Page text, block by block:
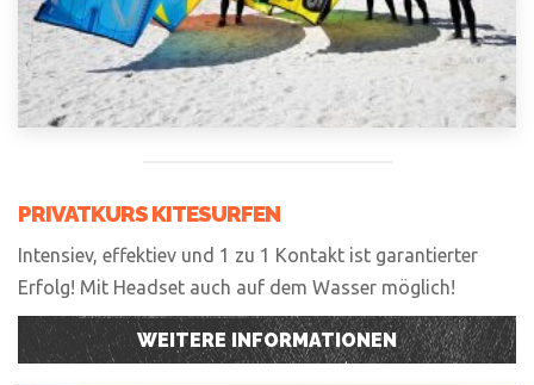
PRIVATKURS KITESURFEN
Intensiev, effektiev und 1 zu 1 Kontakt ist garantierter
Erfolg! Mit Headset auch auf dem Wasser möglich!
WEITERE INFORMATIONEN